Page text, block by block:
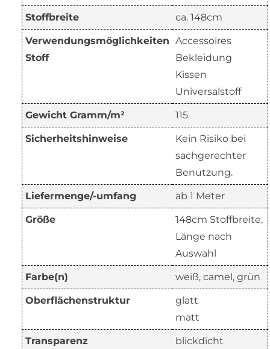
Stoffbreite ca. 148cm
Verwendungsmöglichkeiten
Stoff
Accessoires
Bekleidung
Kissen
Universalstoff
Gewicht Gramm/m² 115
Sicherheitshinweise
Kein Risiko bei
sachgerechter
Benutzung.
Liefermenge/-umfang ab 1 Meter
Größe
148cm Stoffbreite,
Länge nach
Auswahl
Farbe(n) weiß, camel, grün
Oberflächenstruktur
glatt
matt
Transparenz blickdicht